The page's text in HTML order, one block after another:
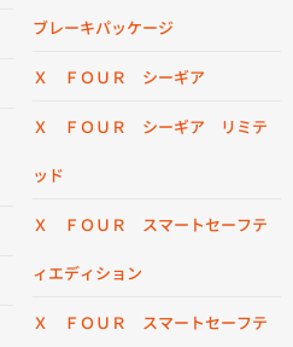
ブレーキパッケージ
Ｘ ＦＯＵＲ シーギア
Ｘ ＦＯＵＲ シーギア リミテ
ッド
Ｘ ＦＯＵＲ スマートセーフテ
ィエディション
Ｘ ＦＯＵＲ スマートセーフテ